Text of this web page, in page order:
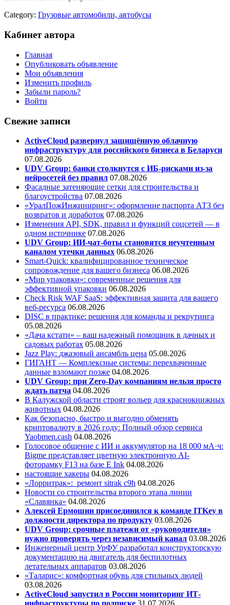
Category: Грузовые автомобили, автобусы
Кабинет автора
Главная
Опубликовать объявление
Мои объявления
Изменить профиль
Забыли пароль?
Войти
Свежие записи
ActiveCloud развернул защищённую облачную
инфраструктуру для российского бизнеса в Беларуси
07.08.2026
UDV Group: банки столкнутся с ИБ-рисками из-за
нейросетей без правил 07.08.2026
Фасадные затеняющие сетки для строительства и
благоустройства 07.08.2026
«УралПожИнжиниринг»: оформление паспорта АТЗ без
возвратов и доработок 07.08.2026
Изменения API, SDK, правил и функций соцсетей — в
одном источнике 07.08.2026
UDV Group: ИИ-чат-боты становятся неучтенным
каналом утечки данных 06.08.2026
Smart-Quick: квалифицированное техническое
сопровождение для вашего бизнеса 06.08.2026
«Мир упаковки»: современные решения для
эффективной упаковки 06.08.2026
Check Risk WAF SaaS: эффективная защита для вашего
веб-ресурса 06.08.2026
DISC в практике: решения для команды и рекрутинга
05.08.2026
«Дача кстати» – ваш надежный помощник в дачных и
садовых работах 05.08.2026
Jazz Play: джазовый ансамбль цена 05.08.2026
ГИГАНТ — Комплексные системы: перехваченные
данные взломают позже 04.08.2026
UDV Group: при Zero-Day компаниям нельзя просто
ждать патча 04.08.2026
В Калужской области строят вольер для краснокнижных
животных 04.08.2026
Как безопасно, быстро и выгодно обменять
криптовалюту в 2026 году: Полный обзор сервиса
Yaobmen.cash 04.08.2026
Голосовое общение с ИИ и аккумулятор на 18 000 мА·ч:
Bigme представляет цветную электронную AI-
фоторамку F13 на базе E Ink 04.08.2026
настоящие хакеры 04.08.2026
«Лорритрак»: ремонт sitrak c9h 04.08.2026
Новости со строительства второго этапа линии
«Славянка» 04.08.2026
Алексей Ермошин присоединился к команде ITKey в
должности директора по продукту 03.08.2026
UDV Group: срочные платежи от «руководителя»
нужно проверять через независимый канал 03.08.2026
Инженерный центр УрФУ разработал конструкторскую
документацию на двигатель для беспилотных
летательных аппаратов 03.08.2026
«Таларис»: комфортная обувь для стильных людей
03.08.2026
ActiveCloud запустил в России мониторинг ИТ-